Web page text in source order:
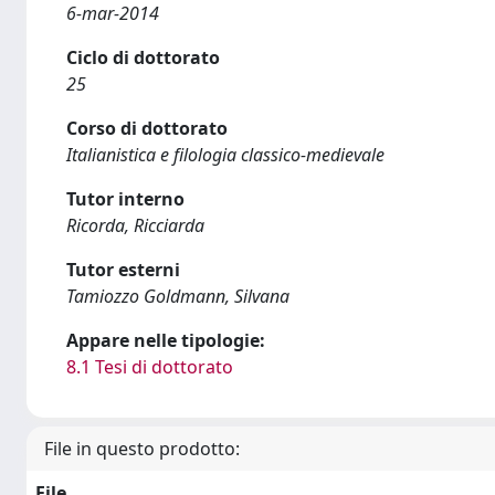
6-mar-2014
Ciclo di dottorato
25
Corso di dottorato
Italianistica e filologia classico-medievale
Tutor interno
Ricorda, Ricciarda
Tutor esterni
Tamiozzo Goldmann, Silvana
Appare nelle tipologie:
8.1 Tesi di dottorato
File in questo prodotto: